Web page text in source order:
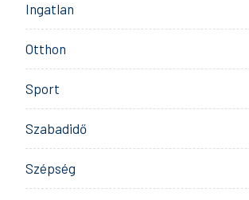
Ingatlan
Otthon
Sport
Szabadidő
Szépség